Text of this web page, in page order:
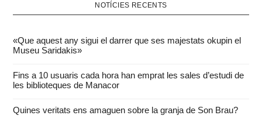
NOTÍCIES RECENTS
«Que aquest any sigui el darrer que ses majestats okupin el
Museu Saridakis»
Fins a 10 usuaris cada hora han emprat les sales d’estudi de
les biblioteques de Manacor
Quines veritats ens amaguen sobre la granja de Son Brau?